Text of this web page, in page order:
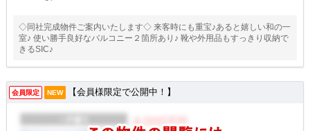
◇同社完成物件ご案内いたします◇ 来客時にも重宝♪あると嬉しい和の一
室♪ 使い勝手良好なバルコニー２箇所あり♪ 靴や外用品もすっきり収納で
きるSIC♪
会員限定 NEW 【会員様限定で公開中！】